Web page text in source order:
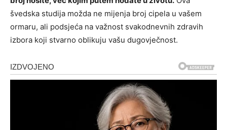
švedska studija možda ne mijenja broj cipela u vašem
ormaru, ali podsjeća na važnost svakodnevnih zdravih
izbora koji stvarno oblikuju vašu dugovječnost.